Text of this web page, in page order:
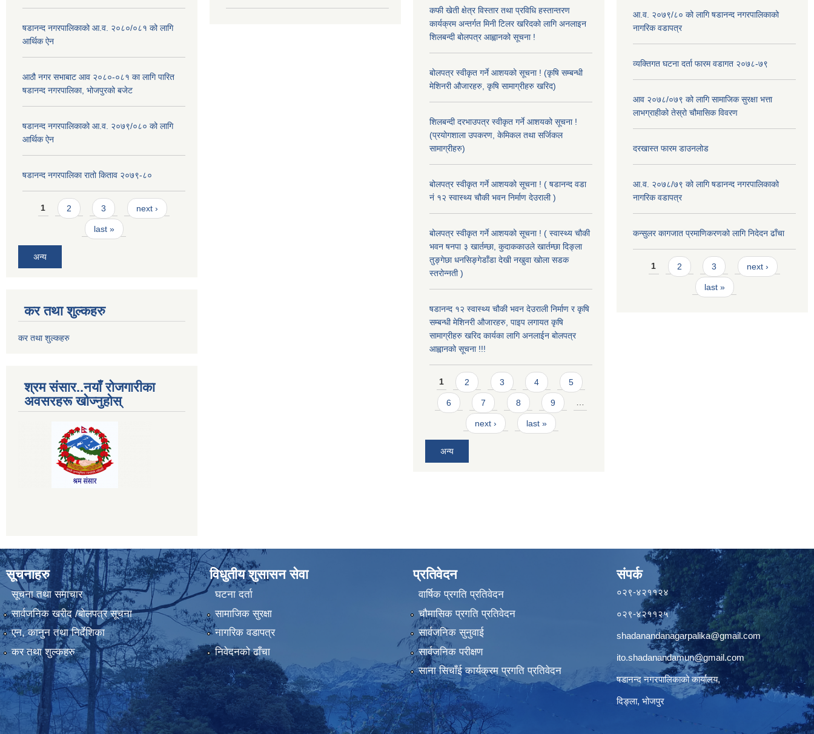
षडानन्द नगरपालिकाको आ.व. २०८०/०८१ को लागि
आर्थिक ऐन
आठौ नगर सभाबाट आव २०८०-०८१ का लागि पारित
षडानन्द नगरपालिका, भोजपुरको बजेट
षडानन्द नगरपालिकाको आ.व. २०७९/०८० को लागि
आर्थिक ऐन
षडानन्द नगरपालिका रातो किताव २०७९-८०
Pages
1 2 3 next ›
last »
अन्य
कर तथा शुल्कहरु
कर तथा शुल्कहरु
श्रम संसार..नयाँ रोजगारीका
अवसरहरू खोज्नुहोस्
कफी खेती क्षेत्र विस्तार तथा प्रविधि हस्तान्तरण
कार्यक्रम अन्तर्गत मिनी टिलर खरिदको लागि अनलाइन
शिलबन्दी बोलपत्र आह्वानको सूचना !
बोलपत्र स्वीकृत गर्ने आशयको सूचना ! (कृषि सम्बन्धी
मेशिनरी औजारहरु, कृषि सामाग्रीहरु खरिद)
शिलबन्दी दरभाउपत्र स्वीकृत गर्ने आशयको सूचना !
(प्रयोगशाला उपकरण, केमिकल तथा सर्जिकल
सामाग्रीहरु)
बोलपत्र स्वीकृत गर्ने आशयको सूचना ! ( षडानन्द वडा
नं १२ स्वास्थ्य चौकी भवन निर्माण देउराली )
बोलपत्र स्वीकृत गर्ने आशयको सूचना ! ( स्वास्थ्य चौकी
भवन षनपा ३ खार्तम्छा, कुदाककाउले खार्तम्छा दिङ्ला
तुङ्गेछा धनसिङ्गेडाँडा देखी नखुवा खोला सडक
स्तरोन्नती )
षडानन्द १२ स्वास्थ्य चौकी भवन देउराली निर्माण र कृषि
सम्बन्धी मेशिनरी औजारहरु, पाइप लगायत कृषि
सामाग्रीहरु खरिद कार्यका लागि अनलाईन बोलपत्र
आह्वानको सूचना !!!
Pages
1 2 3 4 5
6 7 8 9 …
next › last »
अन्य
आ.व. २०७९/८० को लागि षडानन्द नगरपालिकाको
नागरिक वडापत्र
व्यक्तिगत घटना दर्ता फारम वडागत २०७८-७९
आव २०७८/०७९ को लागि सामाजिक सुरक्षा भत्ता
लाभग्राहीको तेस्रो चौमासिक विवरण
दरखास्त फारम डाउनलोड
आ.व. २०७८/७९ को लागि षडानन्द नगरपालिकाको
नागरिक वडापत्र
कन्सुलर कागजात प्रमाणिकरणको लागि निदेदन ढाँचा
Pages
1 2 3 next ›
last »
सूचनाहरु
सूचना तथा समाचार
सार्वजनिक खरीद /बोलपत्र सूचना
एन, कानुन तथा निर्देशिका
कर तथा शुल्कहरु
विधुतीय शुसासन सेवा
घटना दर्ता
सामाजिक सुरक्षा
नागरिक वडापत्र
निवेदनको ढाँचा
प्रतिवेदन
वार्षिक प्रगति प्रतिवेदन
चौमासिक प्रगति प्रतिवेदन
सार्वजनिक सुनुवाई
सार्वजनिक परीक्षण
साना सिचाँई कार्यक्रम प्रगति प्रतिवेदन
संपर्क
०२९-४२११२४
०२९-४२११२५
shadanandanagarpalika@gmail.com
ito.shadanandamun@gmail.com
षडानन्द नगरपालिकाको कार्यालय,
दिङ्ला, भोजपुर